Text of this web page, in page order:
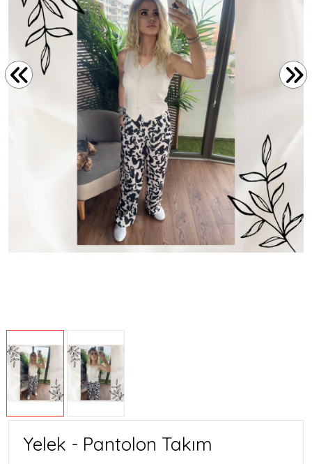
Yelek - Pantolon Takım